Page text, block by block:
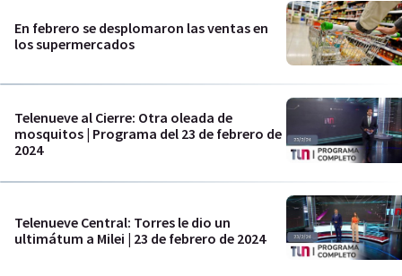
En febrero se desplomaron las ventas en
los supermercados
Telenueve al Cierre: Otra oleada de
mosquitos | Programa del 23 de febrero de
2024
Telenueve Central: Torres le dio un
ultimátum a Milei | 23 de febrero de 2024